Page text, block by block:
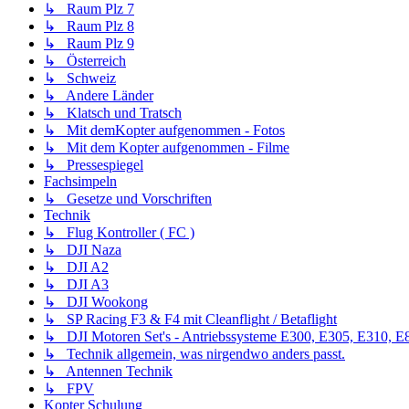
↳ Raum Plz 7
↳ Raum Plz 8
↳ Raum Plz 9
↳ Österreich
↳ Schweiz
↳ Andere Länder
↳ Klatsch und Tratsch
↳ Mit demKopter aufgenommen - Fotos
↳ Mit dem Kopter aufgenommen - Filme
↳ Pressespiegel
Fachsimpeln
↳ Gesetze und Vorschriften
Technik
↳ Flug Kontroller ( FC )
↳ DJI Naza
↳ DJI A2
↳ DJI A3
↳ DJI Wookong
↳ SP Racing F3 & F4 mit Cleanflight / Betaflight
↳ DJI Motoren Set's - Antriebssysteme E300, E305, E310,
↳ Technik allgemein, was nirgendwo anders passt.
↳ Antennen Technik
↳ FPV
Kopter Schulung